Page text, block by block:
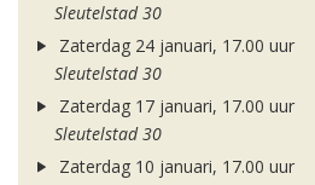
Sleutelstad 30
Zaterdag 24 januari, 17.00 uur
Sleutelstad 30
Zaterdag 17 januari, 17.00 uur
Sleutelstad 30
Zaterdag 10 januari, 17.00 uur